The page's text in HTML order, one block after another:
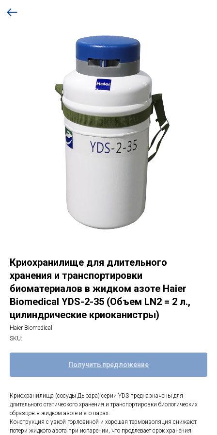
Криохранилище для длительного
хранения и транспортировки
биоматериалов в жидком азоте Haier
Biomedical YDS-2-35 (Объем LN2 = 2 л.,
цилиндрические криоканистры)
Haier Biomedical
SKU:
Получить предложение
Криохранилища (сосуды Дьюара) серии YDS предназначены для
длительного статического хранения и транспортировки биологических
образцов в жидком азоте и его парах.
Конструкция с узкой горловиной и хорошая термоизоляция снижают
потери жидкого азота при испарении, что продлевает срок хранения.